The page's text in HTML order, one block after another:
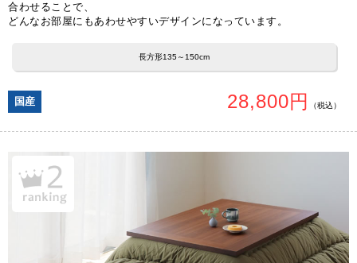
合わせることで、
どんなお部屋にもあわせやすいデザインになっています。
長方形135～150cm
国産 28,800円 （税込）